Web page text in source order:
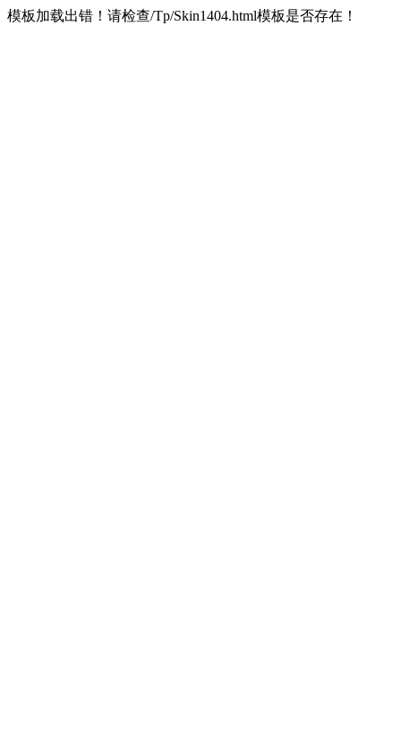
模板加载出错！请检查/Tp/Skin1404.html模板是否存在！